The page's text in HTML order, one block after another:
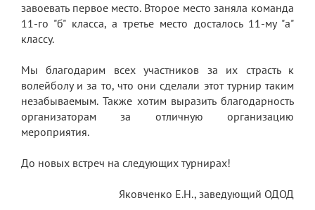
процесса. Доступная среда
Платные образовательные услуги
Вакантные места для приема (перевода)
обучающихся
Стипендия и меры поддержки
обучающихся
Международное сотрудничество
Организация питания в лицее
завоевать первое место. Второе место заняла команда
11-го "б" класса, а третье место досталось 11-му "а"
классу.
Мы благодарим всех участников за их страсть к
волейболу и за то, что они сделали этот турнир таким
незабываемым. Также хотим выразить благодарность
организаторам за отличную организацию
мероприятия.
До новых встреч на следующих турнирах!
Яковченко Е.Н., заведующий ОДОД